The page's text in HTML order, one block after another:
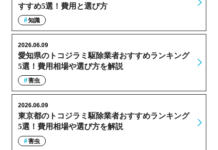
すすめ5選！費用と選び方
知識
愛知県のトコジラミ駆除業者おすすめランキング
5選！費用相場や選び方を解説
2026.06.09
害虫
東京都のトコジラミ駆除業者おすすめランキング
5選！費用相場や選び方を解説
2026.06.09
害虫